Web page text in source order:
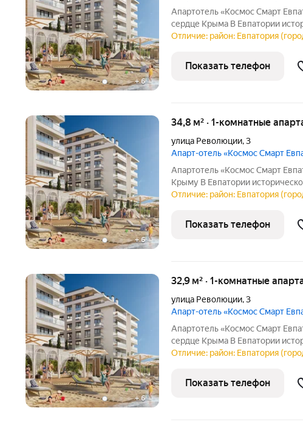
+6
Апартотель «Космос Смарт
сердце Крыма В Евпатории исторической и культурной столице
региона появится эксклюзивный апартотель «Космос Смарт
федерального оператора
Отличие: район: Евпатория
Показать телефон
+6
34,8 м² · 1-комнатные
улица Революции,3
Апарт-отель «Космос Смарт
Апартотель «Космос Смарт
Крыму В Евпатории исторической и культурной столице региона
появится эксклюзивный
отельного
Отличие: район: Евпатория
Показать телефон
+6
32,9 м² · 1-комнатные
улица Революции,3
Апарт-отель «Космос Смарт
Апартотель «Космос Смарт
сердце Крыма В Евпатории исторической и культурной столице
региона появится эксклюзивный апартотель «Космос Смарт
федерального оператора
Отличие: район: Евпатория
Показать телефон